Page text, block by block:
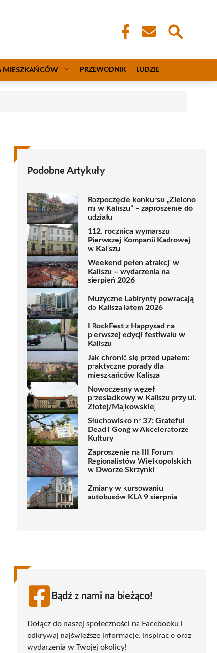
MIESZKAŃCÓW PRZEWODNIK LUDZIE
Podobne Artykuły
Rozpoczęcie konkursu „Zielono
mi w Kaliszu” – zaproszenie do
udziału
112. rocznica wymarszu
Pierwszej Kompanii Kadrowej
w Kaliszu
Weekend pełen atrakcji w
Kaliszu – wydarzenia na
sierpień 2026
Muzyczne Labirynty powracają
do Kalisza latem 2026
I RockFest z Happysad na
pierwszej edycji festiwalu w
Kaliszu
Jak chronić się przed upałem:
praktyczne porady dla
mieszkańców Kalisza
Nowoczesny węzeł
przesiadkowy w Kaliszu przy ul.
Złotej/Majkowskiej
Słuchowisko nr 37: Grateful
Dead i Gong w Akceleratorze
Kultury
Zaproszenie na III Forum
Regionalistów Wielkopolskich
w Dworze Skrzynki
Zmiany w kursowaniu
autobusów KLA 9 sierpnia
Bądź z nami na bieżąco!
Dołącz do naszej społeczności na Facebooku i
odkrywaj najświeższe informacje, inspiracje oraz
wydarzenia w Twojej okolicy!